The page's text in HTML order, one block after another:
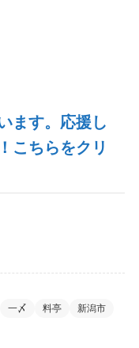
ます。応援し
こちらをクリ
一〆 料亭 新潟市